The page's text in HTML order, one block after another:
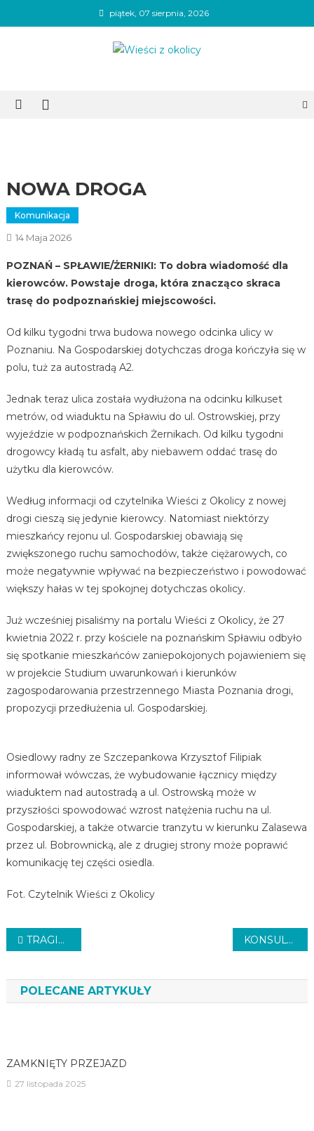
to
piątek, 07 sierpnia, 2026
NOWA DROGA
Komunikacja
14 Maja 2026
POZNAŃ – SPŁAWIE/ŻERNIKI: To dobra wiadomość dla
kierowców. Powstaje droga, która znacząco skraca
trasę do podpoznańskiej miejscowości.
Od kilku tygodni trwa budowa nowego odcinka ulicy w
Poznaniu. Na Gospodarskiej dotychczas droga kończyła się w
polu, tuż za autostradą A2.
Jednak teraz ulica została wydłużona na odcinku kilkuset
metrów, od wiaduktu na Spławiu do ul. Ostrowskiej, przy
wyjeździe w podpoznańskich Żernikach. Od kilku tygodni
drogowcy kładą tu asfalt, aby niebawem oddać trasę do
użytku dla kierowców.
Według informacji od czytelnika Wieści z Okolicy z nowej
drogi cieszą się jedynie kierowcy. Natomiast niektórzy
mieszkańcy rejonu ul. Gospodarskiej obawiają się
zwiększonego ruchu samochodów, także ciężarowych, co
może negatywnie wpływać na bezpieczeństwo i powodować
większy hałas w tej spokojnej dotychczas okolicy.
Już wcześniej pisaliśmy na portalu Wieści z Okolicy, że 27
kwietnia 2022 r. przy kościele na poznańskim Spławiu odbyło
się spotkanie mieszkańców zaniepokojonych pojawieniem się
w projekcie Studium uwarunkowań i kierunków
zagospodarowania przestrzennego Miasta Poznania drogi,
propozycji przedłużenia ul. Gospodarskiej.
Osiedlowy radny ze Szczepankowa Krzysztof Filipiak
informował wówczas, że wybudowanie łącznicy między
wiaduktem nad autostradą a ul. Ostrowską może w
przyszłości spowodować wzrost natężenia ruchu na ul.
Gospodarskiej, a także otwarcie tranzytu w kierunku Zalasewa
przez ul. Bobrownicką, ale z drugiej strony może poprawić
komunikację tej części osiedla.
Fot. Czytelnik Wieści z Okolicy
Nawigacja
TRAGICZNY FINAŁ POSZUKIWAŃ KONSULTACJE SPOŁECZNE
POLECANE ARTYKUŁY
ZAMKNIĘTY PRZEJAZD
27 listopada 2025